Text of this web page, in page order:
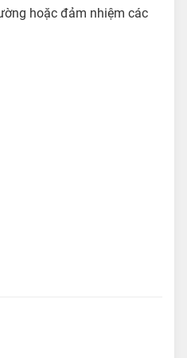
hoặc đảm nhiệm các